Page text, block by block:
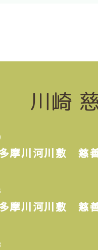
川崎
摩川河川敷 慈
摩川河川敷 慈